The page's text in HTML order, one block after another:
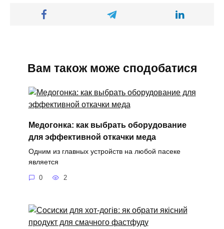
Вам також може сподобатися
Медогонка: как выбрать оборудование
для эффективной откачки меда
Одним из главных устройств на любой пасеке
является
0 2